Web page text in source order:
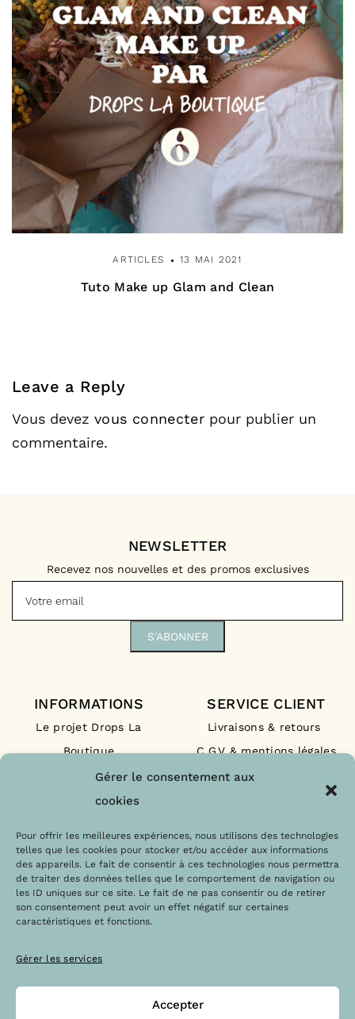
Gérer le consentement aux
cookies
Pour offrir les meilleures expériences, nous utilisons des technologies
telles que les cookies pour stocker et/ou accéder aux informations
des appareils. Le fait de consentir à ces technologies nous permettra
de traiter des données telles que le comportement de navigation ou
les ID uniques sur ce site. Le fait de ne pas consentir ou de retirer
son consentement peut avoir un effet négatif sur certaines
caractéristiques et fonctions.
Gérer les services
Accepter
ARTICLES 13 MAI 2021
Tuto Make up Glam and Clean
Leave a Reply
Vous devez vous connecter pour publier un
commentaire.
INFORMATIONS
Le projet Drops La
Boutique
Nos engagements
Les labels
SERVICE CLIENT
Livraisons & retours
C.G.V & mentions légales
F.A.Q
NEWSLETTER
Recevez nos nouvelles et des promos exclusives